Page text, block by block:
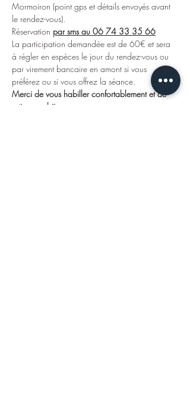
Mormoiron (point gps et détails envoyés avant
le rendez-vous).
Réservation par sms au 06 74 33 35 66
La participation demandée est de 60€ et sera
à régler en espèces le jour du rendez-vous ou
par virement bancaire en amont si vous
préférez ou si vous offrez la séance.
Merci de vous habiller confortablement et de
retirer vos bijoux.